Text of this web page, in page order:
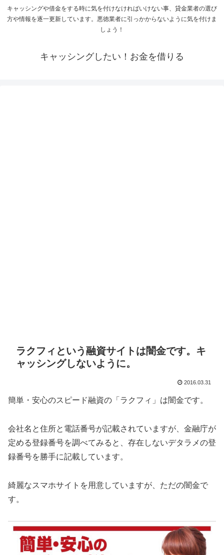
キャッシングや借金をする時に気を付けなければいけない事、貸金業者の選び
方や情報を逐一更新しています。悪徳業者に引っかからないように気を付けま
しょう！
キャッシングしたい！お金を借りる
ラクフィという融資サイトは闇金です。キ
ャッシングしないように。
2016.03.31
簡単・安心のスピード融資の「ラクフィ」は闇金です。
会社名と住所と電話番号が記載されていますが、金融庁が
定める登録番号を調べてみると、存在しないデタラメの登
録番号を勝手に記載しています。
綺麗なスマホサイトを用意していますが、ただの闇金で
す。